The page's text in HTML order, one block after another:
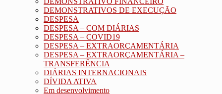
DEMONSTRATIVOS DE EXECUÇÃO
DESPESA
DESPESA – COM DIÁRIAS
DESPESA – COVID19
DESPESA – EXTRAORÇAMENTÁRIA
DESPESA – EXTRAORÇAMENTÁRIA –
TRANSFERÊNCIA
DIÁRIAS INTERNACIONAIS
DÍVIDA ATIVA
Em desenvolvimento